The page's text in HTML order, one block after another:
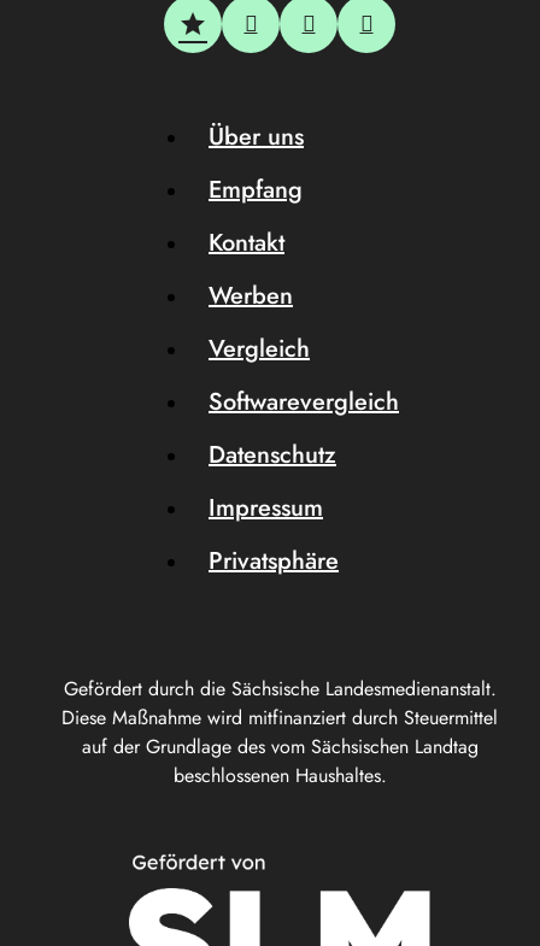
Gefördert durch die Sächsische Landesmedienanstalt.
Diese Maßnahme wird mitfinanziert durch Steuermittel
auf der Grundlage des vom Sächsischen Landtag
beschlossenen Haushaltes.
Über uns
Empfang
Kontakt
Werben
Vergleich
Softwarevergleich
Datenschutz
Impressum
Privatsphäre